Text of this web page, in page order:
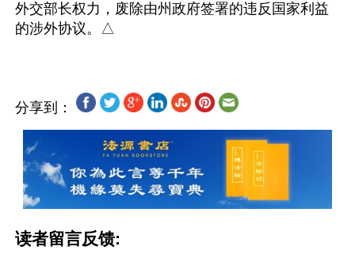
外交部长权力，废除由州政府签署的违反国家利益
分享到：
读者留言反馈: